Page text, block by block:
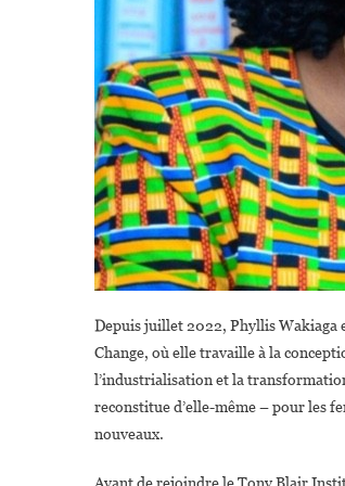
Depuis juillet 2022, Phyllis Wakiaga
Change, où elle travaille à la
l’industrialisation et la
reconstitue d’elle-même – pour les
nouveaux.
Avant de rejoindre le Tony Blair